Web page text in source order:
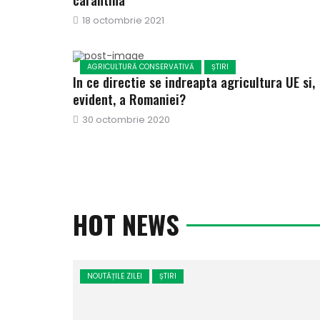
Publicat
18 octombrie 2021
AGRICULTURĂ CONSERVATIVĂ ȘTIRI
In ce directie se indreapta agricultura UE si,
evident, a Romaniei?
Publicat
30 octombrie 2020
HOT NEWS
NOUTĂȚILE ZILEI ȘTIRI